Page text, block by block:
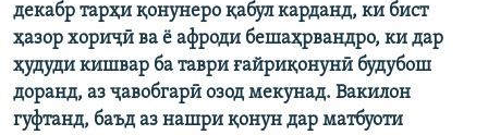
декабр тарҳи қонунеро қабул карданд, ки бист
ҳазор хориҷӣ ва ё афроди бешаҳрвандро, ки дар
ҳудуди кишвар ба таври ғайриқонунӣ будубош
доранд, аз ҷавобгарӣ озод мекунад. Вакилон
гуфтанд, баъд аз нашри қонун дар матбуоти